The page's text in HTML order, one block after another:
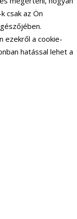
csak az Ön
ezekről a cookie-
hatással lehet a